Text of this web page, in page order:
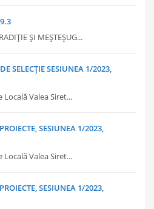
ȘI MEȘTEȘUG...
SELECȚIE SESIUNEA 1/2023,
Valea Siret...
SESIUNEA 1/2023,
Valea Siret...
SESIUNEA 1/2023,